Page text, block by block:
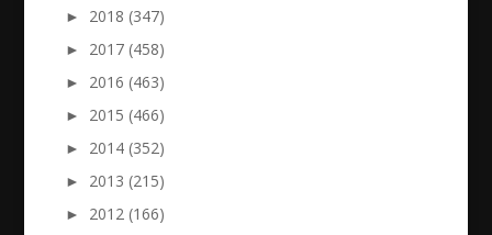
►
2018 (347)
►
2017 (458)
►
2016 (463)
►
2015 (466)
►
2014 (352)
►
2013 (215)
►
2012 (166)